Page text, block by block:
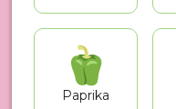
Paprika